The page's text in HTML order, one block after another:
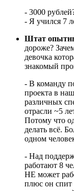
- 3000
- Я учился 7
Штат
дороже?
девочка
знакомый
- В команду
проекта в
различных
отрасли ~5
Потому что
делать всё.
одном
- Над
работают 8
НЕ может
плюс он спит